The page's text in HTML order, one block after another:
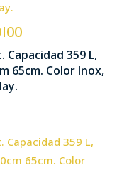
359 L,
65cm. Color Inox,
1850 x 600 x